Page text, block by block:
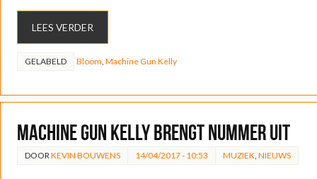
LEES VERDER
GELABELD Bloom Machine Gun Kelly
Machine Gun Kelly brengt nummer uit
DOOR KEVIN BOUWENS 14/04/2017 - 10:53 MUZIEK NIEUWS